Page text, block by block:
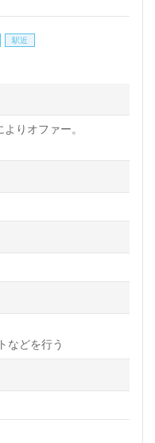
駅近
りオファー。
などを行う